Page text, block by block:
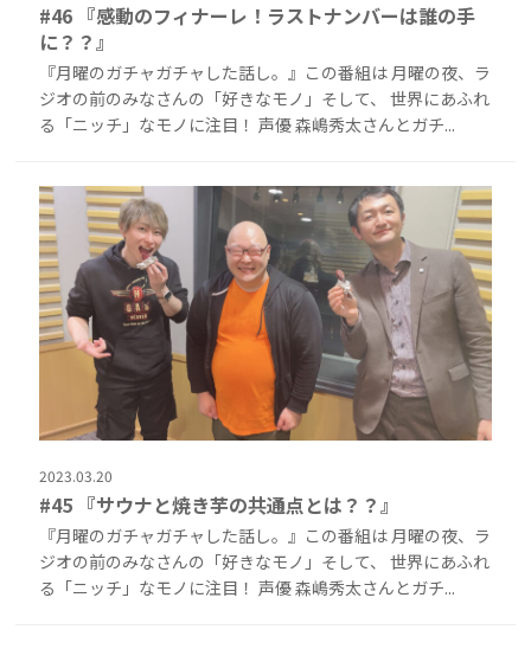
#46 『感動のフィナーレ！ラストナンバーは誰の手
に？？』
『月曜のガチャガチャした話し。』この番組は 月曜の夜、ラ
ジオの前のみなさんの「好きなモノ」そして、 世界にあふれ
る「ニッチ」なモノに注目！ 声優 森嶋秀太さんとガチ...
2023.03.20
#45 『サウナと焼き芋の共通点とは？？』
『月曜のガチャガチャした話し。』この番組は 月曜の夜、ラ
ジオの前のみなさんの「好きなモノ」そして、 世界にあふれ
る「ニッチ」なモノに注目！ 声優 森嶋秀太さんとガチ...